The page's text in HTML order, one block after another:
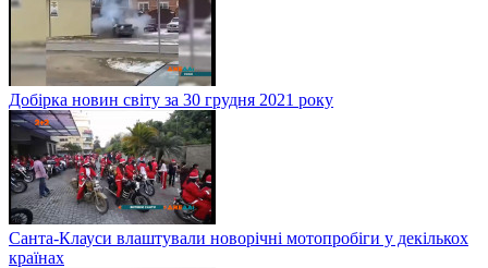
Добірка новин світу за 30 грудня 2021 року
Санта-Клауси влаштували новорічні мотопробіги у декількох
країнах